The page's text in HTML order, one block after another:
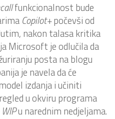
funkcionalnost bude
Copilot+počevši od
nakon talasa kritika
Microsoft je odlučila da
posta na blogu
je navela da će
izdanja i učiniti
u okviru programa
u narednim nedjeljama.